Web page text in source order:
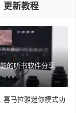
更新教程
的听书软件分享
喜马拉雅迷你模式功